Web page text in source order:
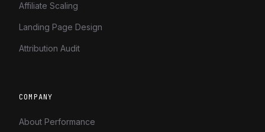
Affiliate Scaling
Landing Page Design
Attribution Audit
COMPANY
About Performance